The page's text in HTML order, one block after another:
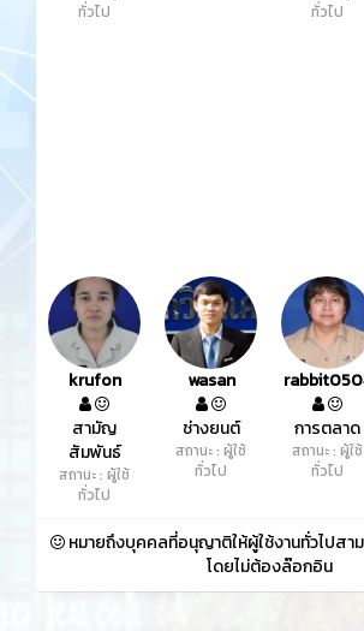
ทั่วไป
ทั่วไป
krufon
สามัญ
สัมพันธ์
สถานะ : ผู้ใช้
ทั่วไป
wasan
ช่างยนต์
สถานะ : ผู้ใช้
ทั่วไป
การตลาด
สถานะ : ผู้ใช้
ทั่วไป
หมายถึงบุคคลที่อนุญาติให้ผู้ใช้งานทั่วไปสาม
โดยไม่ต้องล๊อกอิน